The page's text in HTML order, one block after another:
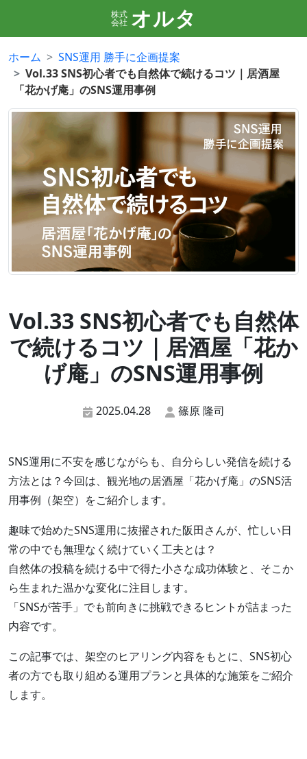
株式
会社 オルタ
ホーム
SNS運用 勝手に企画提案
Vol.33 SNS初心者でも自然体で続けるコツ｜居酒屋
「花かげ庵」のSNS運用事例
Vol.33 SNS初心者でも自然体
で続けるコツ｜居酒屋「花か
げ庵」のSNS運用事例
2025.04.28 篠原 隆司
SNS運用に不安を感じながらも、自分らしい発信を続ける
方法とは？今回は、観光地の居酒屋「花かげ庵」のSNS活
用事例（架空）をご紹介します。
趣味で始めたSNS運用に抜擢された阪田さんが、忙しい日
常の中でも無理なく続けていく工夫とは？
自然体の投稿を続ける中で得た小さな成功体験と、そこか
ら生まれた温かな変化に注目します。
「SNSが苦手」でも前向きに挑戦できるヒントが詰まった
内容です。
この記事では、架空のヒアリング内容をもとに、SNS初心
者の方でも取り組める運用プランと具体的な施策をご紹介
します。